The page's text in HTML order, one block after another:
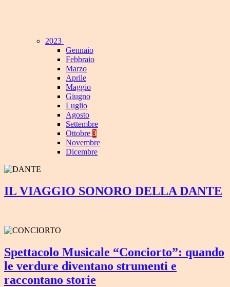
2023
Gennaio
Febbraio
Marzo
Aprile
Maggio
Giugno
Luglio
Agosto
Settembre
Ottobre 3
Novembre
Dicembre
IL VIAGGIO SONORO DELLA DANTE
Spettacolo Musicale “Conciorto”: quando
le verdure diventano strumenti e
raccontano storie